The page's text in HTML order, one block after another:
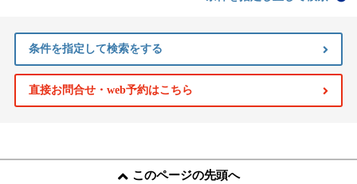
条件を指定して検索をする
直接お問合せ・web予約はこちら
このページの先頭へ